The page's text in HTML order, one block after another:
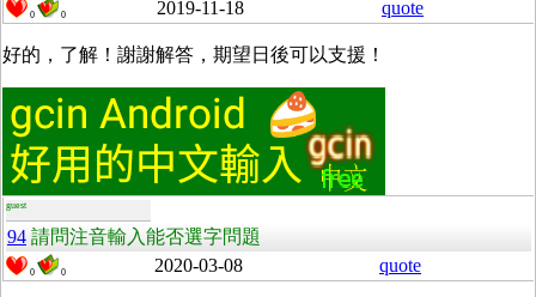
0 0 2019-11-18 quote
好的，了解！謝謝解答，期望日後可以支援！
guest
94 請問注音輸入能否選字問題
0 0 2020-03-08 quote